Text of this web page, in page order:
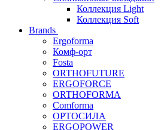
Коллекция Light
Коллекция Soft
Brands
Ergoforma
Комф-орт
Fosta
ORTHOFUTURE
ERGOFORCE
ORTHOFORMA
Comforma
ОРТОСИЛА
ERGOPOWER